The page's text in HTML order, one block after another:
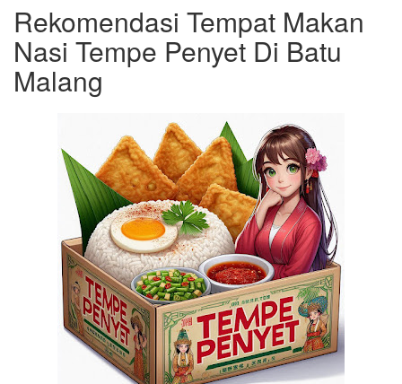
Rekomendasi Tempat Makan
Nasi Tempe Penyet Di Batu
Malang